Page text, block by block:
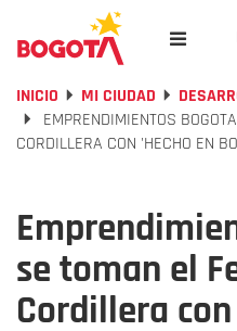
INICIO MI CIUDAD
EMPRENDIMIENTOS
CORDILLERA CON 'HECHO EN
se toman el
Cordillera